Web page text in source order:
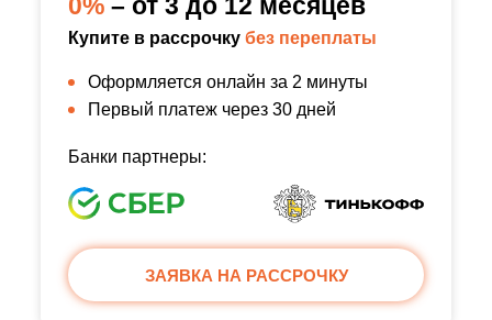
Купите в рассрочку без переплаты
Оформляется онлайн за 2 минуты
Первый платеж через 30 дней
Банки партнеры:
ЗАЯВКА НА РАССРОЧКУ